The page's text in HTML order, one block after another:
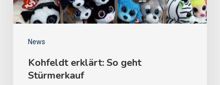
News
Kohfeldt erklärt: So geht
Stürmerkauf